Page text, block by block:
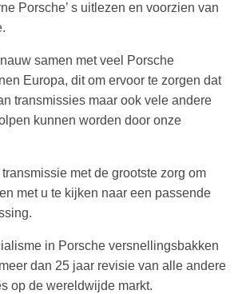
Porsche’ s uitlezen en voorzien van
samen met veel Porsche
Europa, dit om ervoor te zorgen dat
transmissies maar ook vele andere
kunnen worden door onze
met de grootste zorg om
met u te kijken naar een passende
in Porsche versnellingsbakken
dan 25 jaar revisie van alle andere
op de wereldwijde markt.